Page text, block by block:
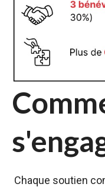
Chaque soutien